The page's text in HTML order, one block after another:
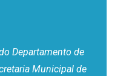
Departamento de
Municipal de